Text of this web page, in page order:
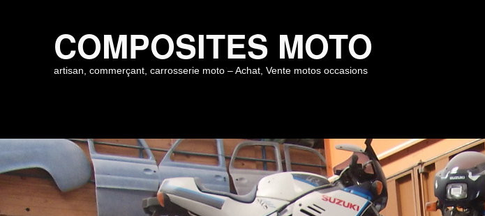
COMPOSITES MOTO
artisan, commerçant, carrosserie moto – Achat, Vente motos occasions